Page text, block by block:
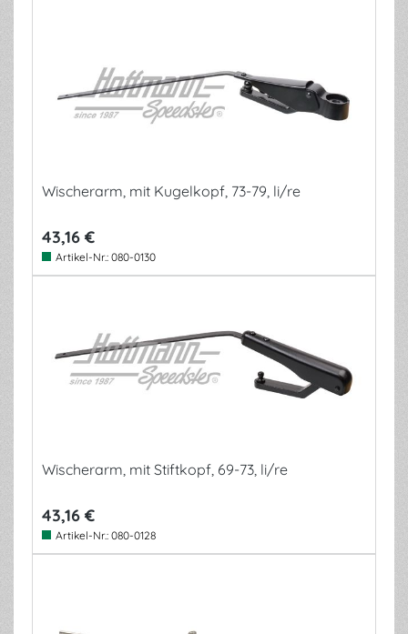
Wischerarm, mit Kugelkopf, 73-79, li/re
43,16 €
Artikel-Nr.: 080-0130
Wischerarm, mit Stiftkopf, 69-73, li/re
43,16 €
Artikel-Nr.: 080-0128